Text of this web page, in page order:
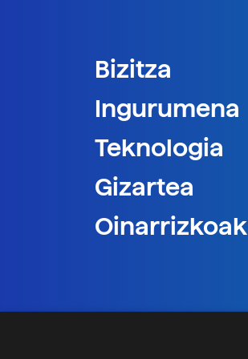
Bizitza
Ingurumena
Teknologia
Gizartea
Oinarrizkoak